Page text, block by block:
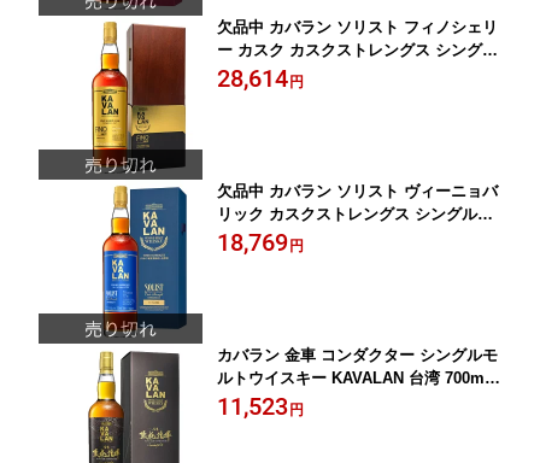
欠品中 カバラン ソリスト フィノシェリ
ー カスク カスクストレングス シングル
モルトウイスキー KAVALAN 台湾 700m
l 正規品
28,614円
欠品中 カバラン ソリスト ヴィーニョバ
リック カスクストレングス シングルモ
ルトウイスキー KAVALAN 台湾 700ml
46％ 正規品
18,769円
カバラン 金車 コンダクター シングルモ
ルトウイスキー KAVALAN 台湾 700ml
46％ 正規品
11,523円